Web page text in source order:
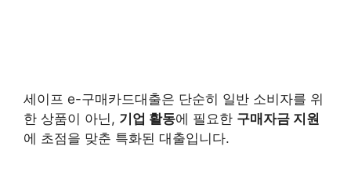
세이프 e-구매카드대출은 단순히 일반 소비자를 위
한 상품이 아닌, 기업 활동에 필요한 구매자금 지원
에 초점을 맞춘 특화된 대출입니다.